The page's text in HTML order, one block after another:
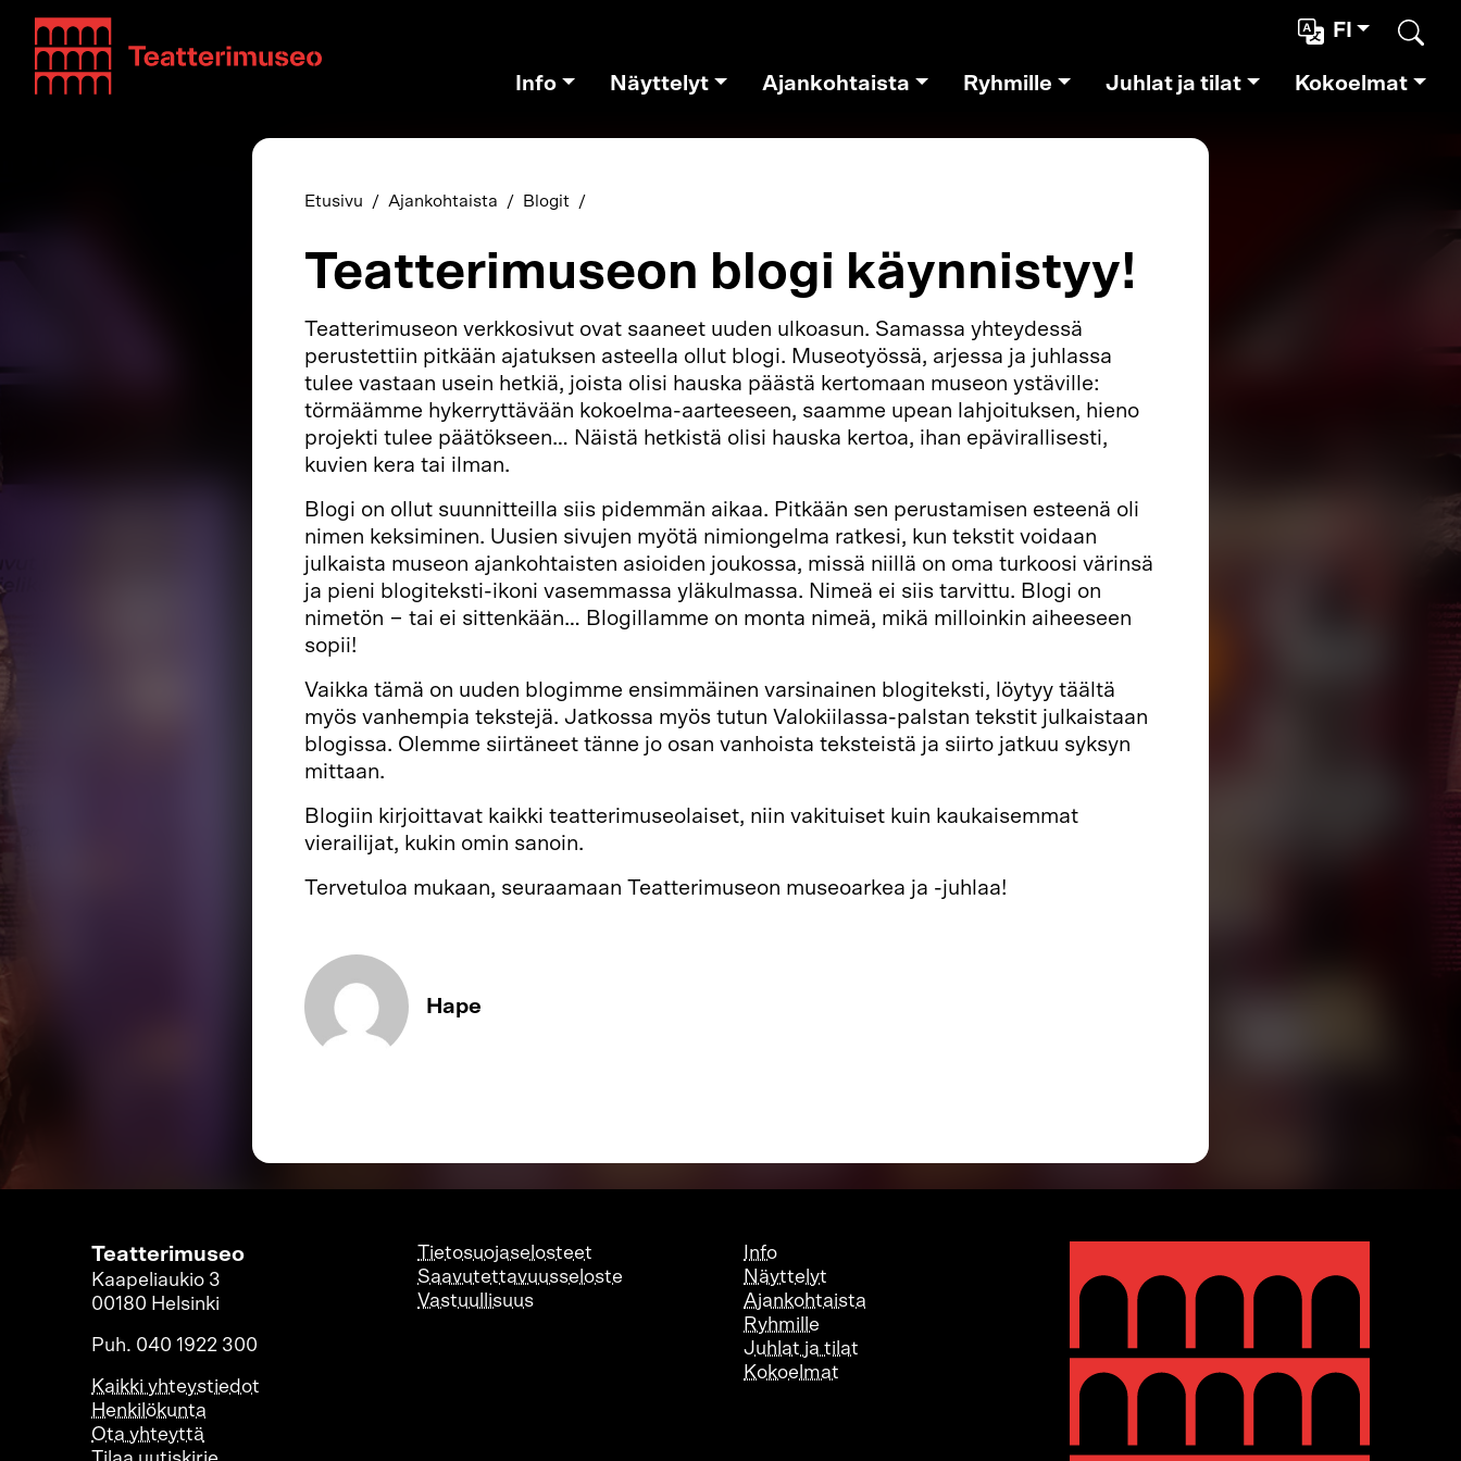
Teatterimuseo FI
Info Näyttelyt Ajankohtaista Ryhmille Juhlat ja tilat Kokoelmat
Etusivu Ajankohtaista Blogit
Teatterimuseon blogi käynnistyy!
Teatterimuseon verkkosivut ovat saaneet uuden ulkoasun. Samassa yhteydessä
perustettiin pitkään ajatuksen asteella ollut blogi. Museotyössä, arjessa ja juhlassa
tulee vastaan usein hetkiä, joista olisi hauska päästä kertomaan museon ystäville:
törmäämme hykerryttävään kokoelma-aarteeseen, saamme upean lahjoituksen, hieno
projekti tulee päätökseen… Näistä hetkistä olisi hauska kertoa, ihan epävirallisesti,
kuvien kera tai ilman.
Blogi on ollut suunnitteilla siis pidemmän aikaa. Pitkään sen perustamisen esteenä oli
nimen keksiminen. Uusien sivujen myötä nimiongelma ratkesi, kun tekstit voidaan
julkaista museon ajankohtaisten asioiden joukossa, missä niillä on oma turkoosi värinsä
ja pieni blogiteksti-ikoni vasemmassa yläkulmassa. Nimeä ei siis tarvittu. Blogi on
nimetön − tai ei sittenkään… Blogillamme on monta nimeä, mikä milloinkin aiheeseen
sopii!
Vaikka tämä on uuden blogimme ensimmäinen varsinainen blogiteksti, löytyy täältä
myös vanhempia tekstejä. Jatkossa myös tutun Valokiilassa-palstan tekstit julkaistaan
blogissa. Olemme siirtäneet tänne jo osan vanhoista teksteistä ja siirto jatkuu syksyn
mittaan.
Blogiin kirjoittavat kaikki teatterimuseolaiset, niin vakituiset kuin kaukaisemmat
vierailijat, kukin omin sanoin.
Tervetuloa mukaan, seuraamaan Teatterimuseon museoarkea ja -juhlaa!
Hape
Teatterimuseo
Kaapeliaukio 3
00180 Helsinki
Puh. 040 1922 300
Kaikki yhteystiedot
Henkilökunta
Ota yhteyttä
Tietosuojaselosteet
Saavutettavuusseloste
Vastuullisuus
Info
Näyttelyt
Ajankohtaista
Ryhmille
Juhlat ja tilat
Kokoelmat